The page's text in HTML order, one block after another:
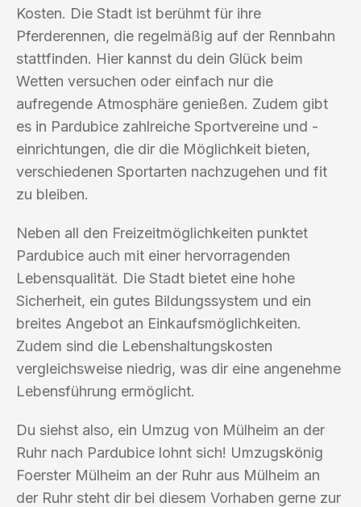
Kosten. Die Stadt ist berühmt für ihre
Pferderennen, die regelmäßig auf der Rennbahn
stattfinden. Hier kannst du dein Glück beim
Wetten versuchen oder einfach nur die
aufregende Atmosphäre genießen. Zudem gibt
es in Pardubice zahlreiche Sportvereine und -
einrichtungen, die dir die Möglichkeit bieten,
verschiedenen Sportarten nachzugehen und fit
zu bleiben.
Neben all den Freizeitmöglichkeiten punktet
Pardubice auch mit einer hervorragenden
Lebensqualität. Die Stadt bietet eine hohe
Sicherheit, ein gutes Bildungssystem und ein
breites Angebot an Einkaufsmöglichkeiten.
Zudem sind die Lebenshaltungskosten
vergleichsweise niedrig, was dir eine angenehme
Lebensführung ermöglicht.
Du siehst also, ein Umzug von Mülheim an der
Ruhr nach Pardubice lohnt sich! Umzugskönig
Foerster Mülheim an der Ruhr aus Mülheim an
der Ruhr steht dir bei diesem Vorhaben gerne zur